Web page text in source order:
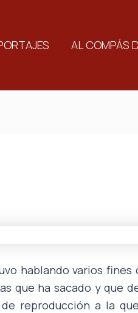
AL COMPÁS
hablando varios fines
que ha sacado y que
reproducción a la